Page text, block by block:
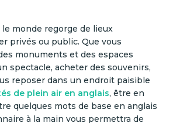
le monde regorge de lieux
privés ou public. Que vous
monuments et des espaces
spectacle, acheter des souvenirs,
reposer dans un endroit paisible
de plein air en anglais, être en
quelques mots de base en anglais
à la main vous permettra de